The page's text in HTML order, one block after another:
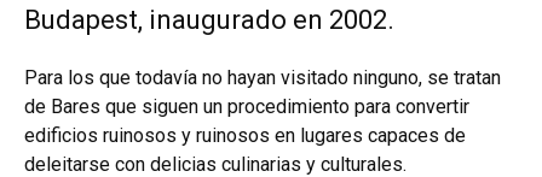
Budapest, inaugurado en 2002.
Para los que todavía no hayan visitado ninguno, se tratan
de Bares que siguen un procedimiento para convertir
edificios ruinosos y ruinosos en lugares capaces de
deleitarse con delicias culinarias y culturales.